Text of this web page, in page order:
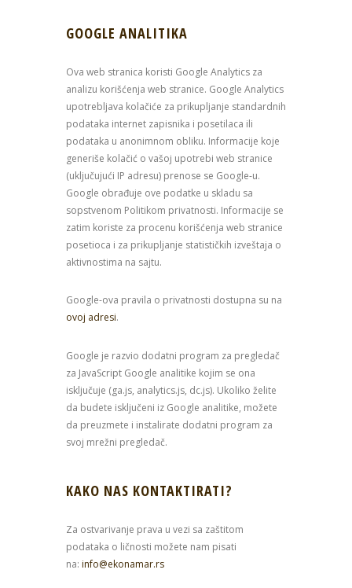
GOOGLE ANALITIKA
Ova web stranica koristi Google Analytics za
analizu korišćenja web stranice. Google Analytics
upotrebljava kolačiće za prikupljanje standardnih
podataka internet zapisnika i posetilaca ili
podataka u anonimnom obliku. Informacije koje
generiše kolačić o vašoj upotrebi web stranice
(uključujući IP adresu) prenose se Google-u.
Google obrađuje ove podatke u skladu sa
sopstvenom Politikom privatnosti. Informacije se
zatim koriste za procenu korišćenja web stranice
posetioca i za prikupljanje statističkih izveštaja o
aktivnostima na sajtu.
Google-ova pravila o privatnosti dostupna su na
ovoj adresi.
Google je razvio dodatni program za pregledač
za JavaScript Google analitike kojim se ona
isključuje (ga.js, analytics.js, dc.js). Ukoliko želite
da budete isključeni iz Google analitike, možete
da preuzmete i instalirate dodatni program za
svoj mrežni pregledač.
KAKO NAS KONTAKTIRATI?
Za ostvarivanje prava u vezi sa zaštitom
podataka o ličnosti možete nam pisati
na: info@ekonamar.rs